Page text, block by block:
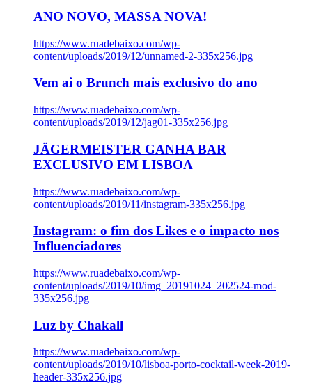
ANO NOVO, MASSA NOVA!
https://www.ruadebaixo.com/wp-
content/uploads/2019/12/unnamed-2-335x256.jpg
Vem ai o Brunch mais exclusivo do ano
https://www.ruadebaixo.com/wp-
content/uploads/2019/12/jag01-335x256.jpg
JÄGERMEISTER GANHA BAR
EXCLUSIVO EM LISBOA
https://www.ruadebaixo.com/wp-
content/uploads/2019/11/instagram-335x256.jpg
Instagram: o fim dos Likes e o impacto nos
Influenciadores
https://www.ruadebaixo.com/wp-
content/uploads/2019/10/img_20191024_202524-mod-
335x256.jpg
Luz by Chakall
https://www.ruadebaixo.com/wp-
content/uploads/2019/10/lisboa-porto-cocktail-week-2019-
header-335x256.jpg